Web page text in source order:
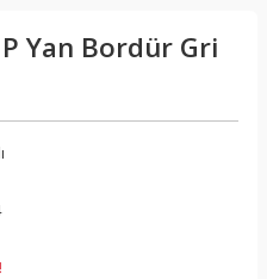
Yan Bordür Gri